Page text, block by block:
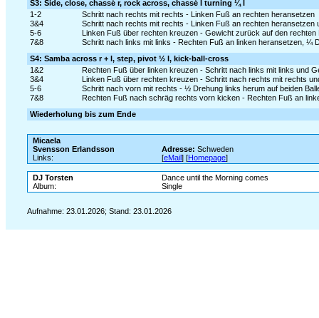
S3: Side, close, chassé r, rock across, chassé l turning ¼ l
1-2
Schritt nach rechts mit rechts - Linken Fuß an rechten heransetzen
3&4
Schritt nach rechts mit rechts - Linken Fuß an rechten heransetzen
5-6
Linken Fuß über rechten kreuzen - Gewicht zurück auf den rechten
7&8
Schritt nach links mit links - Rechten Fuß an linken heransetzen, ¼
S4: Samba across r + l, step, pivot ½ l, kick-ball-cross
1&2
Rechten Fuß über linken kreuzen - Schritt nach links mit links und
3&4
Linken Fuß über rechten kreuzen - Schritt nach rechts mit rechts
5-6
Schritt nach vorn mit rechts - ½ Drehung links herum auf beiden
7&8
Rechten Fuß nach schräg rechts vorn kicken - Rechten Fuß an
Wiederholung bis zum Ende
Micaela
Svensson Erlandsson
Adresse: Schweden
Links:
[eMail] [Homepage]
DJ Torsten
Dance until the Morning comes
Album:
Single
Aufnahme: 23.01.2026; Stand: 23.01.2026